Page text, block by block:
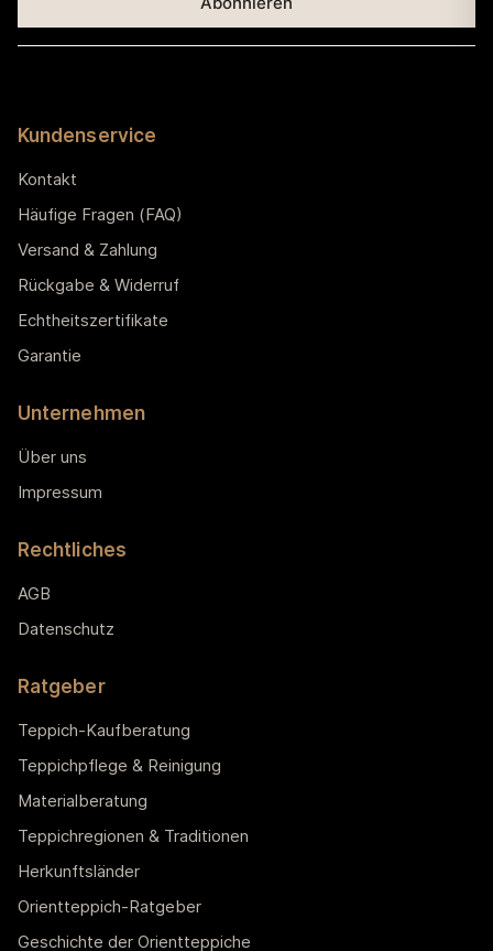
Kundenservice
Kontakt
Häufige Fragen (FAQ)
Versand & Zahlung
Rückgabe & Widerruf
Echtheitszertifikate
Garantie
Unternehmen
Über uns
Impressum
Rechtliches
AGB
Datenschutz
Ratgeber
Teppich-Kaufberatung
Teppichpflege & Reinigung
Materialberatung
Teppichregionen & Traditionen
Herkunftsländer
Orientteppich-Ratgeber
Geschichte der Orientteppiche